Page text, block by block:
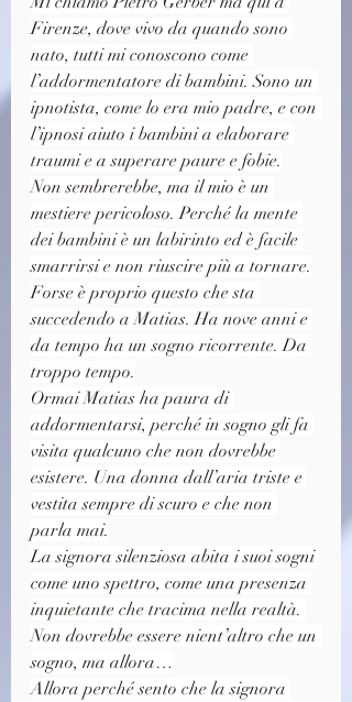
Firenze, dove vivo da quando sono
nato, tutti mi conoscono come
l’addormentatore di bambini. Sono un
ipnotista, come lo era mio padre, e con
l’ipnosi aiuto i bambini a elaborare
traumi e a superare paure e fobie.
Non sembrerebbe, ma il mio è un
mestiere pericoloso. Perché la mente
dei bambini è un labirinto ed è facile
smarrirsi e non riuscire più a tornare.
Forse è proprio questo che sta
succedendo a Matias. Ha nove anni e
da tempo ha un sogno ricorrente. Da
troppo tempo.
Ormai Matias ha paura di
addormentarsi, perché in sogno gli fa
visita qualcuno che non dovrebbe
esistere. Una donna dall’aria triste e
vestita sempre di scuro e che non
parla mai.
La signora silenziosa abita i suoi sogni
come uno spettro, come una presenza
inquietante che tracima nella realtà.
Non dovrebbe essere nient’altro che un
sogno, ma allora…
Allora perché sento che la signora